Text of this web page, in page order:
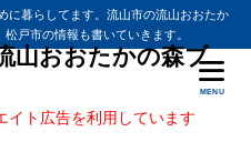
に暮らしてます。流山市の流山おおたか
戸市の情報も書いていきます。
山おおたかの森ブ
MENU
イト広告を利用しています